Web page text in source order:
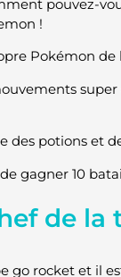
pouvez-
!
Pokémon
des potions et
gagner 10
de la
go rocket et il